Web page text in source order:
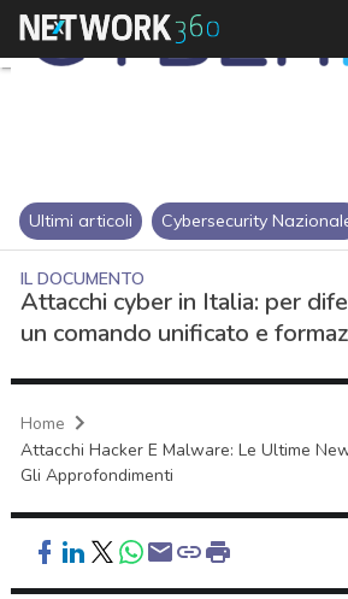
Ultimi articoli Cybersecurity
IL DOCUMENTO
Attacchi cyber in Italia: per
un comando unificato e
Home
Attacchi Hacker E Malware: Le Ultime
Gli Approfondimenti